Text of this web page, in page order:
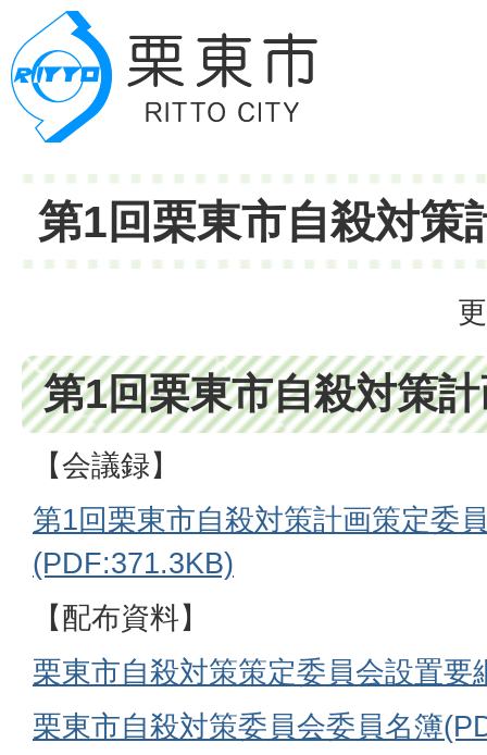
第1回栗東市自殺対策
第1回栗東市自殺対策
【会議録】
第1回栗東市自殺対策計画策定委
(PDF:371.3KB)
【配布資料】
栗東市自殺対策策定委員会設置要
栗東市自殺対策委員会委員名簿